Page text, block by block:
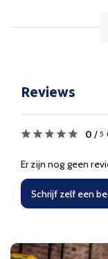
Reviews
0 / 5
Er zijn nog geen
Schrijf zelf een